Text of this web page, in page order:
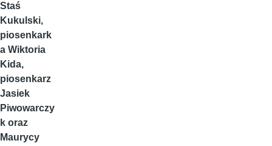
Staś
Kukulski,
piosenkark
a Wiktoria
Kida,
piosenkarz
Jasiek
Piwowarczy
k oraz
Maurycy